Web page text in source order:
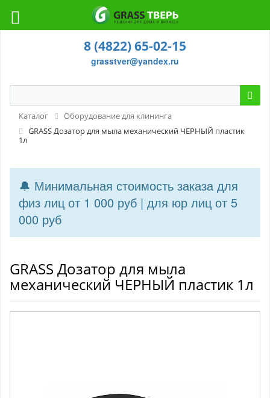
8 (4822) 65-02-15
grasstver@yandex.ru
Каталог
Оборудование для клининга
GRASS Дозатор для мыла механический ЧЕРНЫЙ пластик
1л
🔔 Минимальная стоимость заказа для
физ лиц от 1 000 руб | для юр лиц от 5
000 руб
GRASS Дозатор для мыла
механический ЧЕРНЫЙ пластик 1л